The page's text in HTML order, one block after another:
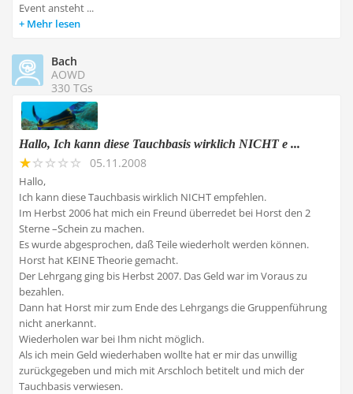
Event ansteht ...
Mehr lesen
Bach
AOWD
330 TGs
Hallo, Ich kann diese Tauchbasis wirklich NICHT e ...
05.11.2008
Hallo,
Ich kann diese Tauchbasis wirklich NICHT empfehlen.
Im Herbst 2006 hat mich ein Freund überredet bei Horst den 2
Sterne –Schein zu machen.
Es wurde abgesprochen, daß Teile wiederholt werden können.
Horst hat KEINE Theorie gemacht.
Der Lehrgang ging bis Herbst 2007. Das Geld war im Voraus zu
bezahlen.
Dann hat Horst mir zum Ende des Lehrgangs die Gruppenführung
nicht anerkannt.
Wiederholen war bei Ihm nicht möglich.
Als ich mein Geld wiederhaben wollte hat er mir das unwillig
zurückgegeben und mich mit Arschloch betitelt und mich der
Tauchbasis verwiesen.